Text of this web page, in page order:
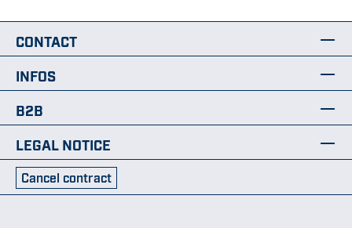
CONTACT
INFOS
B2B
LEGAL NOTICE
Cancel contract